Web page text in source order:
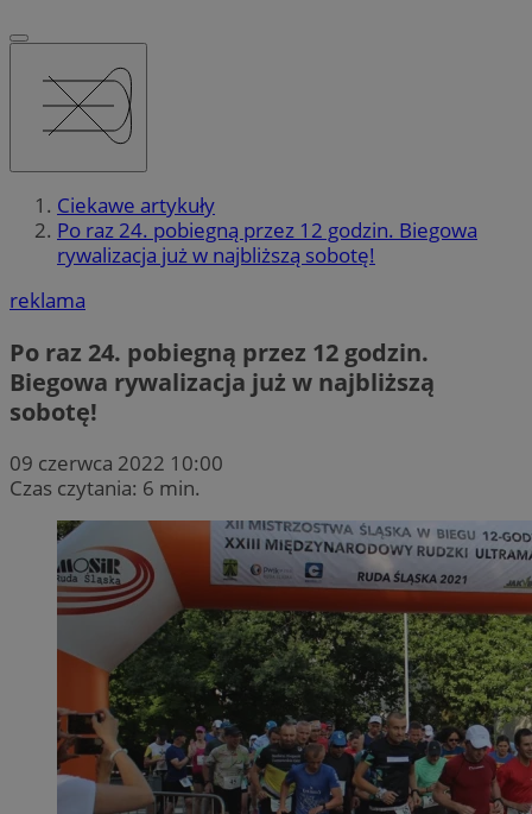
Ciekawe artykuły
Po raz 24. pobiegną przez 12 godzin. Biegowa
rywalizacja już w najbliższą sobotę!
reklama
Po raz 24. pobiegną przez 12 godzin.
Biegowa rywalizacja już w najbliższą
sobotę!
09 czerwca 2022 10:00
Czas czytania: 6 min.